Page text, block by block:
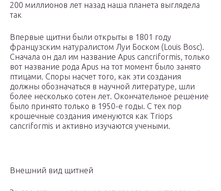
200 миллионов лет назад наша планета выглядела
так
Впервые щитни были открыты в 1801 году
французским натуралистом Луи Боском (Louis Bosc).
Сначала он дал им название Apus cancriformis, только
вот название рода Apus на тот момент было занято
птицами. Споры насчет того, как эти создания
должны обозначаться в научной литературе, шли
более несколько сотен лет. Окончательное решение
было принято только в 1950-е годы. С тех пор
крошечные создания именуются как Triops
cancriformis и активно изучаются учеными.
Внешний вид щитней